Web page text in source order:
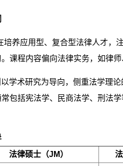
培养应用型、复合型法律人才，
课程内容偏向法律实务，如律
学术研究为导向，侧重法学理
包括宪法学、民商法学、刑法
法律硕士（JM）